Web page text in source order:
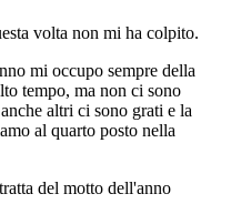
volta non mi ha colpito.
mi occupo sempre della
tempo, ma non ci sono
altri ci sono grati e la
al quarto posto nella
del motto dell'anno